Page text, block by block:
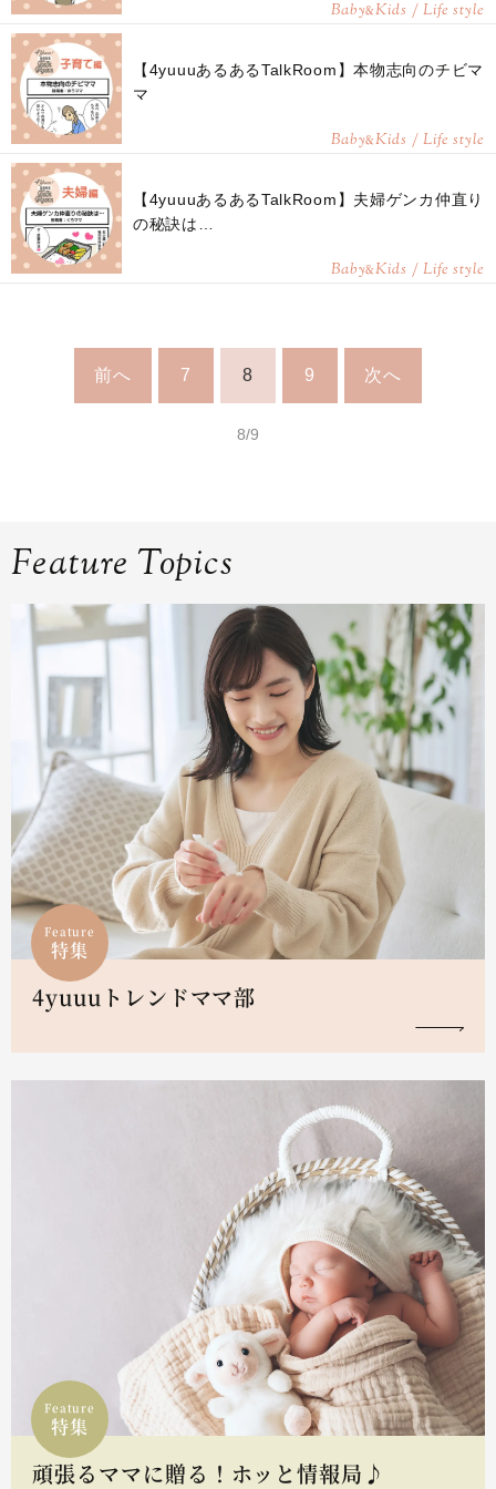
Baby&Kids / Life style
【4yuuuあるあるTalkRoom】本物志向のチビマ
マ
Baby&Kids / Life style
【4yuuuあるあるTalkRoom】夫婦ゲンカ仲直り
の秘訣は…
Baby&Kids / Life style
前へ 7 8 9 次へ
8/9
Feature Topics
Feature
特集
4yuuuトレンドママ部
Feature
特集
頑張るママに贈る！ホッと情報局♪